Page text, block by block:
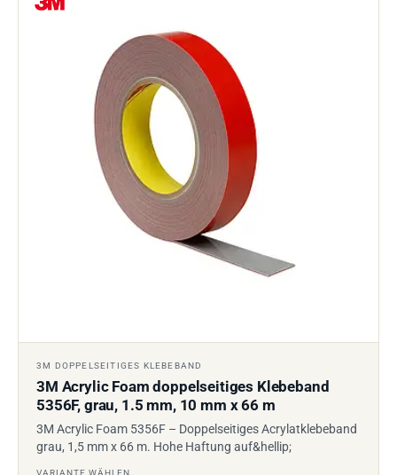
3M DOPPELSEITIGES KLEBEBAND
3M Acrylic Foam doppelseitiges Klebeband
5356F, grau, 1.5 mm, 10 mm x 66 m
3M Acrylic Foam 5356F – Doppelseitiges Acrylatklebeband
grau, 1,5 mm x 66 m. Hohe Haftung auf&hellip;